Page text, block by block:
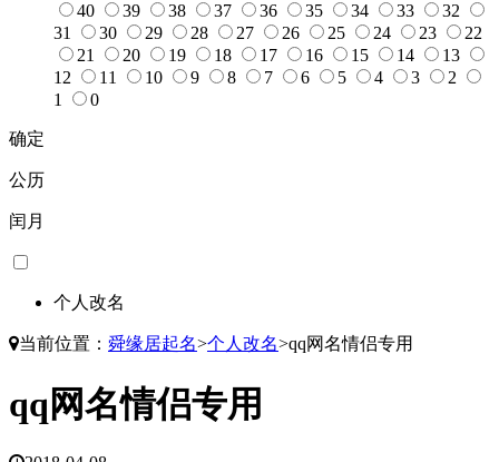
40
39 38 37 36 35 34 33
32
31
30 29 28 27 26 25 24 23
22
21
20 19 18 17 16 15 14
13
12
11 10 9 8 7 6 5 4 3
2
1
0
确定
公历
闰月
个人改名
当前位置： 舜缘居起名>个人改名>qq网名情侣专用
qq网名情侣专用